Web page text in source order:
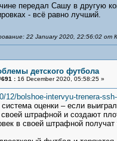
передал Сашу в другую
- всё равно лучший.
22 January 2020, 22:56:02 от
детского футбола
:16 December 2020, 05:58:25 »
12/bolshoe-intervyu-trenera-
система оценки – если
штрафной и создают
в своей штрафной